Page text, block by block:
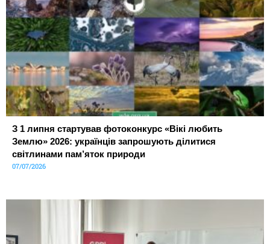
З 1 липня стартував фотоконкурс «Вікі любить
Землю» 2026: українців запрошують ділитися
світлинами пам’яток природи
07/07/2026